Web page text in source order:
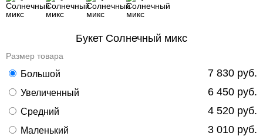
Букет Солнечный микс
Размер товара
Большой 7 830 руб.
Увеличенный 6 450 руб.
Средний 4 520 руб.
Маленький 3 010 руб.